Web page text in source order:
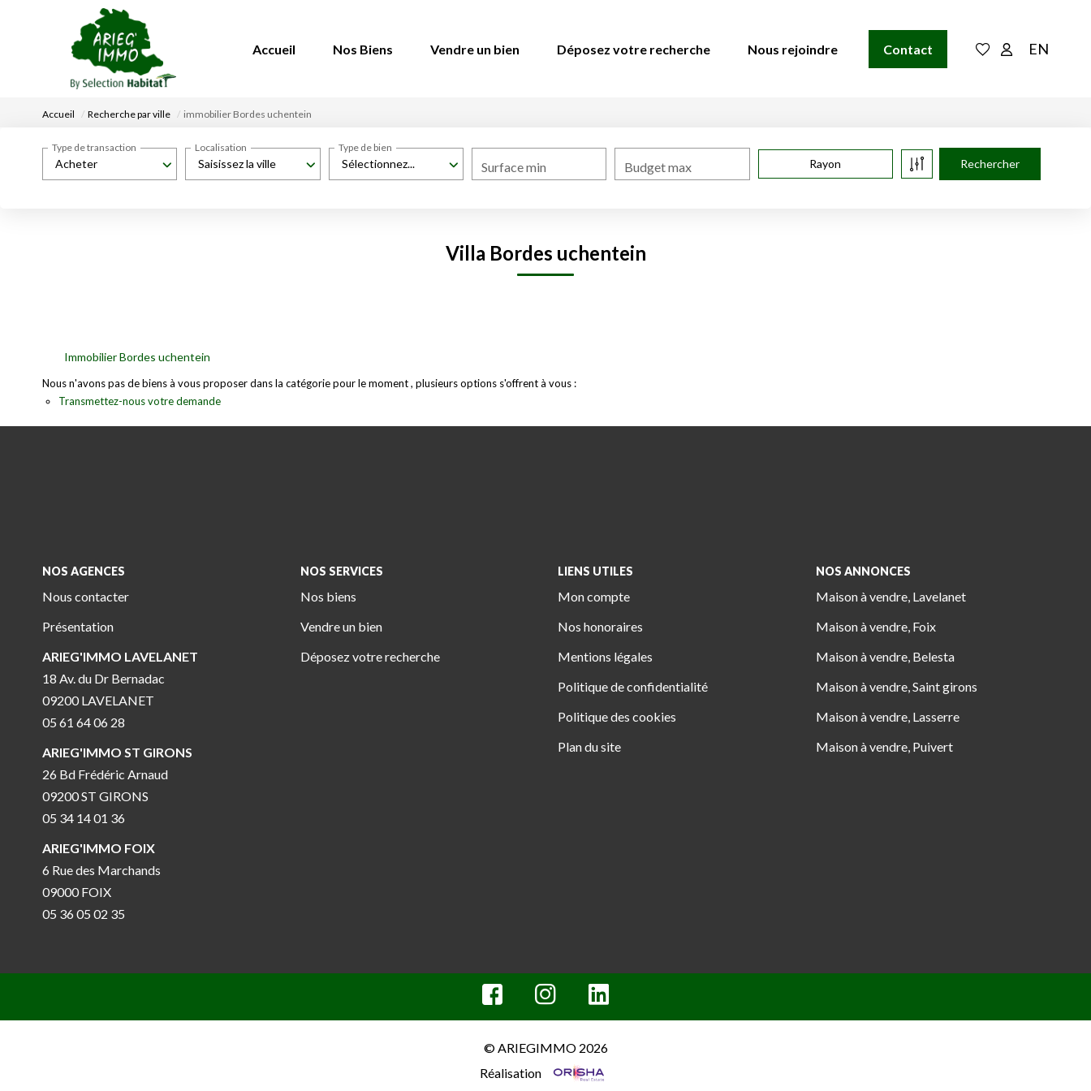
Accueil Nos Biens Vendre un bien Déposez votre recherche Nous rejoindre Contact EN
Accueil Recherche par ville immobilier Bordes uchentein
Acheter
Type de transaction
Saisissez la ville
Localisation
Sélectionnez...
Type de bien
Surface min Budget max Rayon
Villa Bordes uchentein
Immobilier Bordes uchentein
Nous n'avons pas de biens à vous proposer dans la catégorie pour le moment , plusieurs options s'offrent à vous :
Transmettez-nous votre demande
NOS AGENCES
Nous contacter
Présentation
ARIEG'IMMO LAVELANET
18 Av. du Dr Bernadac
09200 LAVELANET
05 61 64 06 28
ARIEG'IMMO ST GIRONS
26 Bd Frédéric Arnaud
09200 ST GIRONS
05 34 14 01 36
ARIEG'IMMO FOIX
6 Rue des Marchands
09000 FOIX
05 36 05 02 35
NOS SERVICES
Nos biens
Vendre un bien
Déposez votre recherche
LIENS UTILES
Mon compte
Nos honoraires
Mentions légales
Politique de confidentialité
Politique des cookies
Plan du site
NOS ANNONCES
Maison à vendre, Lavelanet
Maison à vendre, Foix
Maison à vendre, Belesta
Maison à vendre, Saint girons
Maison à vendre, Lasserre
Maison à vendre, Puivert
© ARIEGIMMO 2026
Réalisation